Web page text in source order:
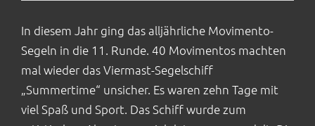
Mitgliedschaft
Shop
In diesem Jahr ging das alljährliche Movimento-
Segeln in die 11. Runde. 40 Movimentos machten
mal wieder das Viermast-Segelschiff
„Summertime“ unsicher. Es waren zehn Tage mit
viel Spaß und Sport. Das Schiff wurde zum